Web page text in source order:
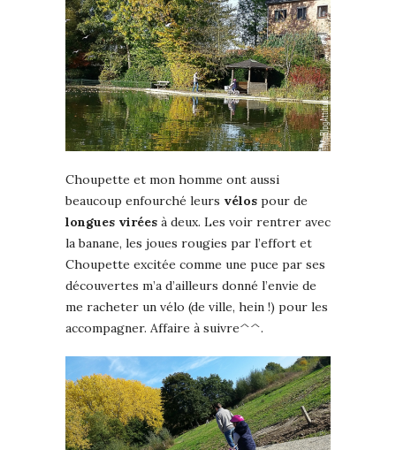
Choupette et mon homme ont aussi
beaucoup enfourché leurs vélos pour de
longues virées à deux. Les voir rentrer avec
la banane, les joues rougies par l’effort et
Choupette excitée comme une puce par ses
découvertes m’a d’ailleurs donné l’envie de
me racheter un vélo (de ville, hein !) pour les
accompagner. Affaire à suivre^^.